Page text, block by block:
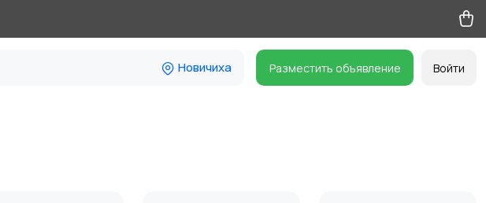
Новичиха Разместить объявление Войти